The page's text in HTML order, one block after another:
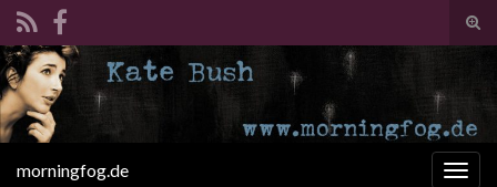
Search for:
morningfog.de